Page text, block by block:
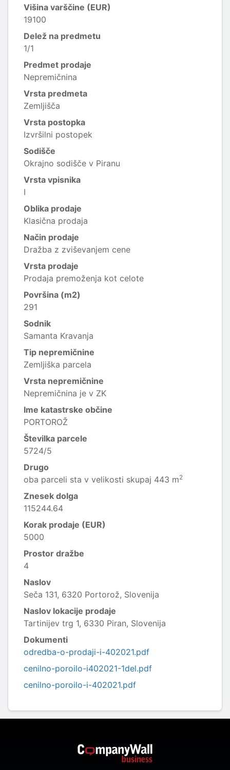
Višina varščine (EUR)
19100
Delež na predmetu
1/1
Predmet prodaje
Nepremičnina
Vrsta predmeta
Zemljišča
Vrsta postopka
Izvršilni postopek
Sodišče
Okrajno sodišče v Piranu
Vrsta vpisnika
I
Oblika prodaje
Klasična prodaja
Način prodaje
Dražba z zviševanjem cene
Vrsta prodaje
Prodaja premoženja kot celote
Površina (m2)
291
Sodnik
Samanta Kravanja
Tip nepremičnine
Zemljiška parcela
Vrsta nepremičnine
Nepremičnina je v ZK
Ime katastrske občine
PORTOROŽ
Številka parcele
5724/5
Drugo
oba parceli sta v velikosti skupaj 443 m2
Znesek dolga
115244.64
Korak prodaje (EUR)
5000
Prostor dražbe
4
Naslov
Seča 131, 6320 Portorož, Slovenija
Naslov lokacije prodaje
Tartinijev trg 1, 6330 Piran, Slovenija
Dokumenti
odredba-o-prodaji-i-402021.pdf
cenilno-poroilo-i402021-1del.pdf
cenilno-poroilo-i-402021.pdf